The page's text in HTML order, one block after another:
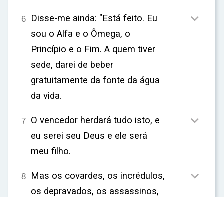
6 Disse-me ainda: "Está feito. Eu
sou o Alfa e o Ômega, o
Princípio e o Fim. A quem tiver
sede, darei de beber
gratuitamente da fonte da água
da vida.

7 O vencedor herdará tudo isto, e
eu serei seu Deus e ele será
meu filho.

8 Mas os covardes, os incrédulos,
os depravados, os assassinos,
